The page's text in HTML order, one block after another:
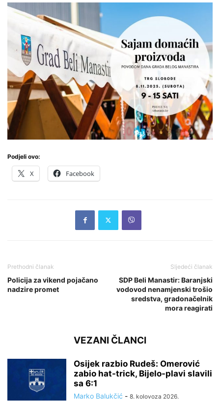
Podjeli ovo:
X Facebook
Prethodni članak
Policija za vikend pojačano
nadzire promet
Sljedeći članak
SDP Beli Manastir: Baranjski
vodovod nenamjenski trošio
sredstva, gradonačelnik
mora reagirati
VEZANI ČLANCI
Osijek razbio Rudeš: Omerović
zabio hat-trick, Bijelo-plavi slavili
sa 6:1
Marko Balukčić - 8. kolovoza 2026.